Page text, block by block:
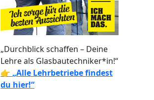
„Durchblick schaffen – Deine
Lehre als Glasbautechniker*in!“
👉 „Alle Lehrbetriebe findest
du hier!“